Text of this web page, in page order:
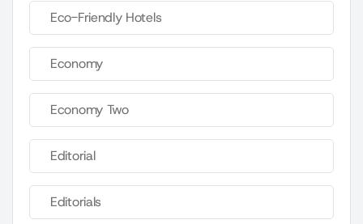
Eco-Friendly Hotels
Economy
Economy Two
Editorial
Editorials